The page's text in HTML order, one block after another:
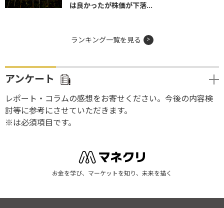
は良かったが株価が下落...
ランキング一覧を見る
アンケート
レポート・コラムの感想をお寄せください。今後の内容検
討等に参考にさせていただきます。
※は必須項目です。
お金を学び、マーケットを知り、未来を描く